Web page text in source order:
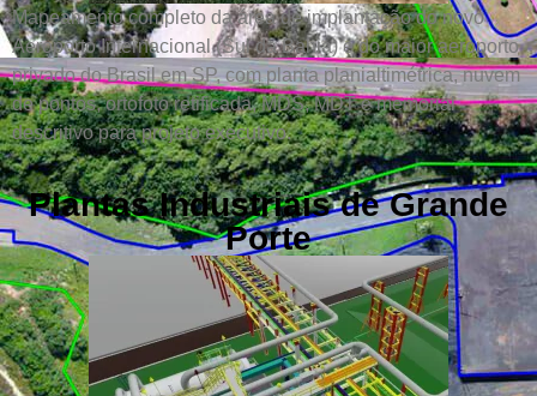
Mapeamento completo da área de implantação do novo
Aeroporto Internacional (Sul da Bahia) e do maior aeroporto
privado do Brasil em SP, com planta planialtimétrica, nuvem
de pontos, ortofoto retificada, MDS, MDT e memorial
descritivo para projeto executivo.
Plantas Industriais de Grande
Porte